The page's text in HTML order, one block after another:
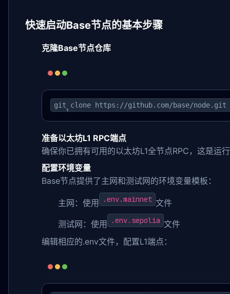
快速启动Base节点的基本步骤
克隆Base节点仓库
git clone https://github.com/base/node.git
准备以太坊L1 RPC端点
确保你已拥有可用的以太坊L1全节点RPC，这是运
配置环境变量
Base节点提供了主网和测试网的环境变量模板：
主网：使用 .env.mainnet 文件
测试网：使用 .env.sepolia 文件
编辑相应的.env文件，配置L1端点：